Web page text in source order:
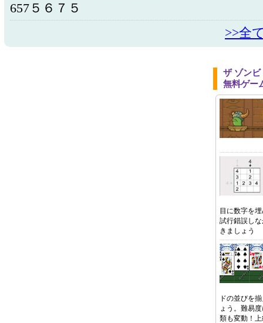
657５６７５
>>全
ザ ゾンビ
無料ゲー
目に数字を
試行錯誤し
きましょう
ドの並びを
ょう。難易
類も変動！